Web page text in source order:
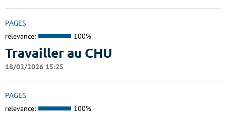
PAGES
relevance: 100%
Travailler au CHU
18/02/2026 15:25
PAGES
relevance: 100%